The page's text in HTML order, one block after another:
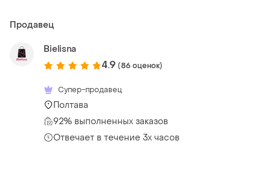
Продавец
Bielisna
4.9 (86 оценок)
Супер-продавец
Полтава
92% выполненных заказов
Отвечает в течение 3х часов